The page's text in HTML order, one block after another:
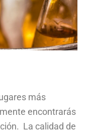
más
encontrarás
La calidad de